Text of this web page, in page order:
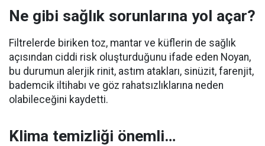
Ne gibi sağlık sorunlarına yol açar?
Filtrelerde biriken toz, mantar ve küflerin de sağlık
açısından ciddi risk oluşturduğunu ifade eden Noyan,
bu durumun alerjik rinit, astım atakları, sinüzit, farenjit,
bademcik iltihabı ve göz rahatsızlıklarına neden
olabileceğini kaydetti.
Klima temizliği önemli…